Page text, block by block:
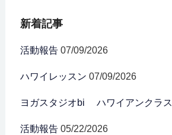
新着記事
活動報告 07/09/2026
ハワイレッスン 07/09/2026
ヨガスタジオbi ハワイアンクラス
活動報告 05/22/2026